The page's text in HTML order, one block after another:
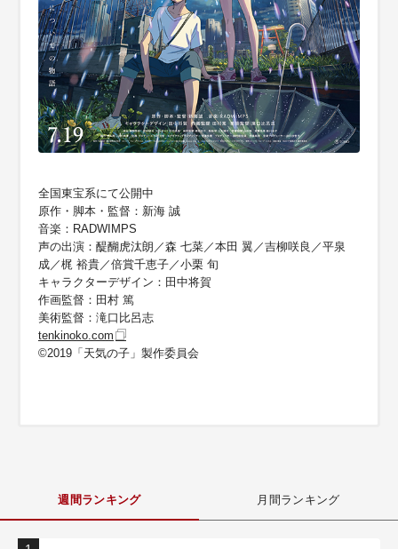
全国東宝系にて公開中
原作・脚本・監督：新海 誠
音楽：RADWIMPS
声の出演：醍醐虎汰朗／森 七菜／本田 翼／吉柳咲良／平泉
成／梶 裕貴／倍賞千恵子／小栗 旬
キャラクターデザイン：田中将賀
作画監督：田村 篤
美術監督：滝口比呂志
tenkinoko.com
©2019「天気の子」製作委員会
週間ランキング 月間ランキング